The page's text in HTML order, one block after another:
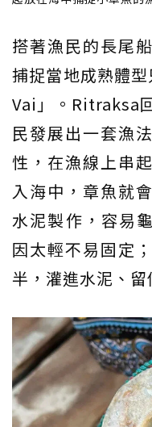
搭著漁民的長尾
捕捉當地成熟體
Vai」。Ritraksa
民發展出一套漁
性，在漁線上串
入海中，章魚就
水泥製作，容易
因太輕不易固定
半，灌進水泥、留